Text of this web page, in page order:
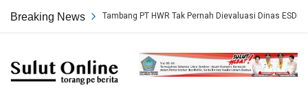
Breaking News
Persetujuan Tambang PT HWR Tak Pernah Dievaluasi Dinas ESDM
Sulut